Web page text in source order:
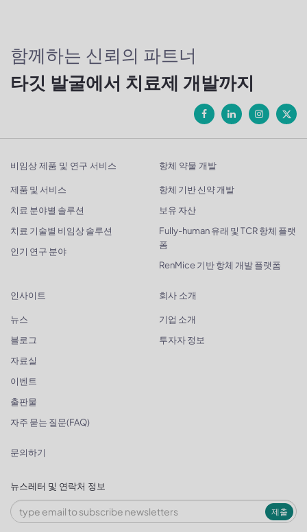
함께하는 신뢰의 파트너
타깃 발굴에서 치료제 개발까지
비임상 제품 및 연구 서비스
제품 및 서비스
치료 분야별 솔루션
치료 기술별 비임상 솔루션
인기 연구 분야
항체 약물 개발
항체 기반 신약 개발
보유 자산
Fully-human 유래 및 TCR 항체 플랫
폼
RenMice 기반 항체 개발 플랫폼
인사이트
뉴스
블로그
자료실
이벤트
출판물
자주 묻는 질문(FAQ)
회사 소개
기업 소개
투자자 정보
문의하기
뉴스레터 및 연락처 정보
제출